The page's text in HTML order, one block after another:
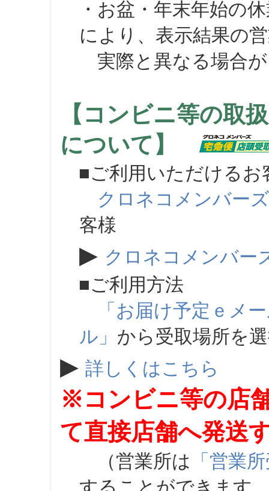
・お盆・年末年始の
により、表示結果の
実際と異なる場合が
【コンビニ等の取
について】
■ご利用いただけるお
クロネコメンバーズ
客様
▶ クロネコメンバー
■ご利用方法
「お届け予定ｅメ
ル」 から受取場所を
▶ 詳しくはこちら
※コンビニ等の店
て直接店舗へ発送
（営業所は 「営業